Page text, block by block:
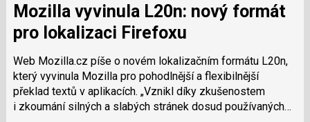
Mozilla vyvinula L20n: nový formát
pro lokalizaci Firefoxu
Web Mozilla.cz píše o novém lokalizačním formátu L20n,
který vyvinula Mozilla pro pohodlnější a flexibilnější
překlad textů v aplikacích. „Vznikl díky zkušenostem
i zkoumání silných a slabých stránek dosud používaných